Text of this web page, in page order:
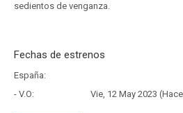
sedientos de venganza.
Fechas de estrenos
España:
- V.O:
Vie, 12 May 2023 (Hace 3 años y 2